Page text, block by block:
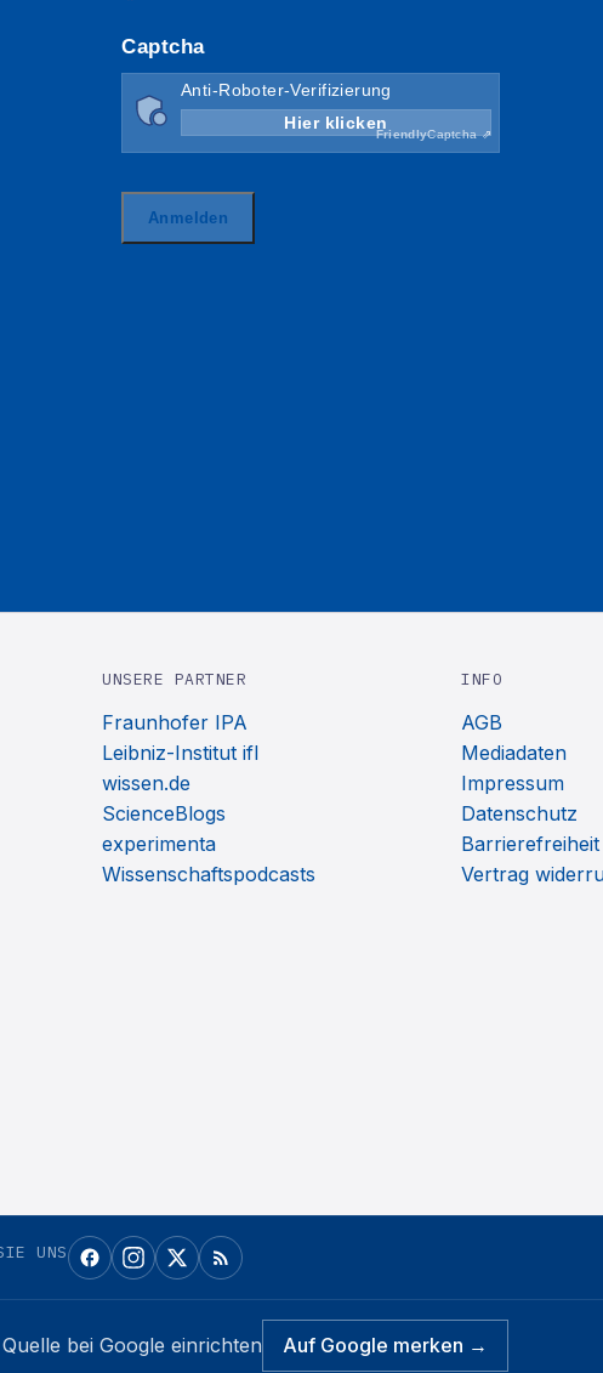
UNSERE PARTNER
Fraunhofer IPA
Leibniz-Institut ifl
wissen.de
ScienceBlogs
experimenta
Wissenschaftspodcasts
INFO
AGB
Mediadaten
Impressum
Datenschutz
Barrierefreiheit
Vertrag
UNS
bei Google einrichten Auf Google merken →